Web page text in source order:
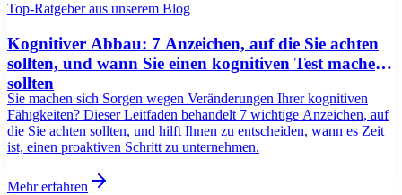
Top-Ratgeber aus unserem Blog
Kognitiver Abbau: 7 Anzeichen, auf die Sie achten
sollten, und wann Sie einen kognitiven Test machen
sollten
Sie machen sich Sorgen wegen Veränderungen Ihrer kognitiven
Fähigkeiten? Dieser Leitfaden behandelt 7 wichtige Anzeichen, auf
die Sie achten sollten, und hilft Ihnen zu entscheiden, wann es Zeit
ist, einen proaktiven Schritt zu unternehmen.
Mehr erfahren